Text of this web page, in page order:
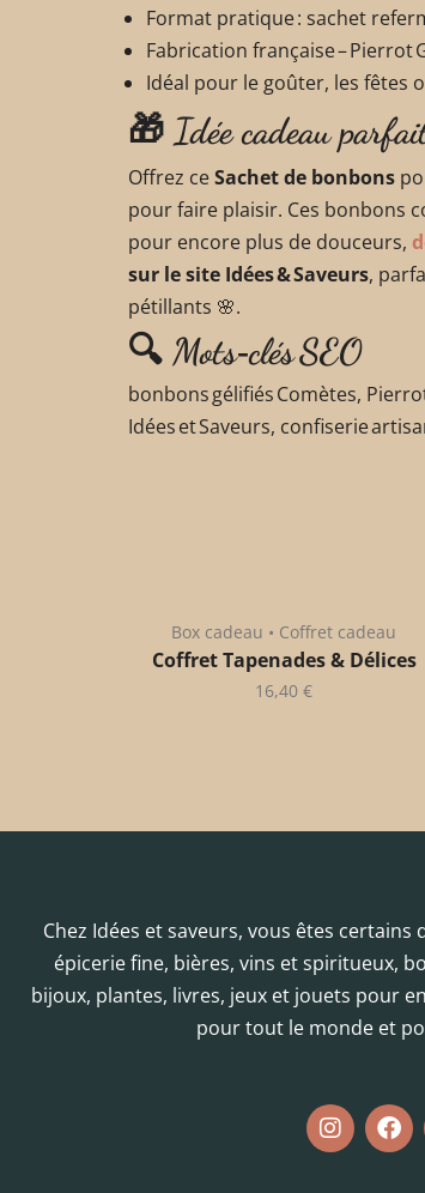
Format pratique : sachet
Fabrication française – Pierrot
Idéal pour le goûter, les fêtes
🎁 Idée cadeau
Offrez ceSachet de bonbons
pour faire plaisir. Ces bonbons
pour encore plus de douceurs,
sur le site Idées & Saveurs,
pétillants 🌸.
🔍 Mots‑clés SEO
bonbons gélifiés Comètes,
Idées et Saveurs, confiserie
Box cadeau • Coffret cadeau
Coffret Tapenades & Délices
16,40 €
Chez Idées et saveurs, vous êtes
épicerie fine, bières, vins et spiritueux,
bijoux, plantes, livres, jeux et jouets pour
pour tout le monde et